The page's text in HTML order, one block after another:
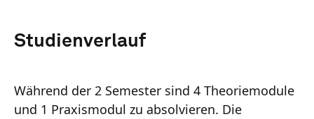
Studienverlauf
Während der 2 Semester sind 4 Theoriemodule
und 1 Praxismodul zu absolvieren. Die